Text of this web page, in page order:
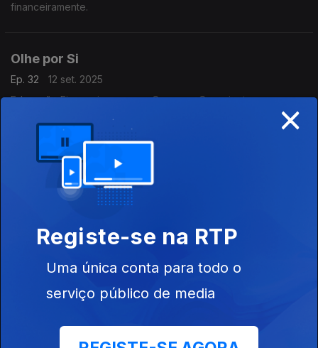
financeiramente.
Olhe por Si
Ep. 32
12 set. 2025
Educação Financeira para um Consumo Consciente.
Olhe por Si
28 ago. 2025
É tempo de preparar o regresso às aulas.
Celebrar um contrato de arrendamento
×
Registe-se na RTP
Uma única conta para todo o
serviço público de media